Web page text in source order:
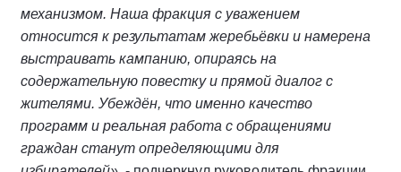
механизмом. Наша фракция с уважением
относится к результатам жеребьёвки и намерена
выстраивать кампанию, опираясь на
содержательную повестку и прямой диалог с
жителями. Убеждён, что именно качество
программ и реальная работа с обращениями
граждан станут определяющими для